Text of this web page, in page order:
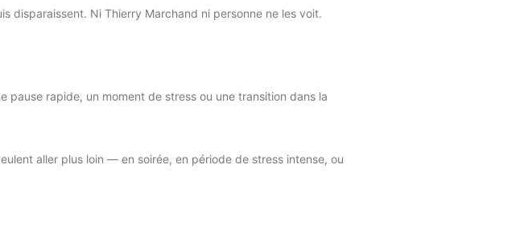
disparaissent. Ni Thierry Marchand ni personne ne les voit.
rapide, un moment de stress ou une transition dans la
aller plus loin — en soirée, en période de stress intense, ou